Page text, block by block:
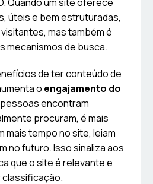
úteis e bem estruturadas,
mas também é
mecanismos de busca.
de ter conteúdo de
o engajamento do
pessoas encontram
procuram, é mais
mais tempo no site, leiam
no futuro. Isso sinaliza aos
que o site é relevante e
classificação.